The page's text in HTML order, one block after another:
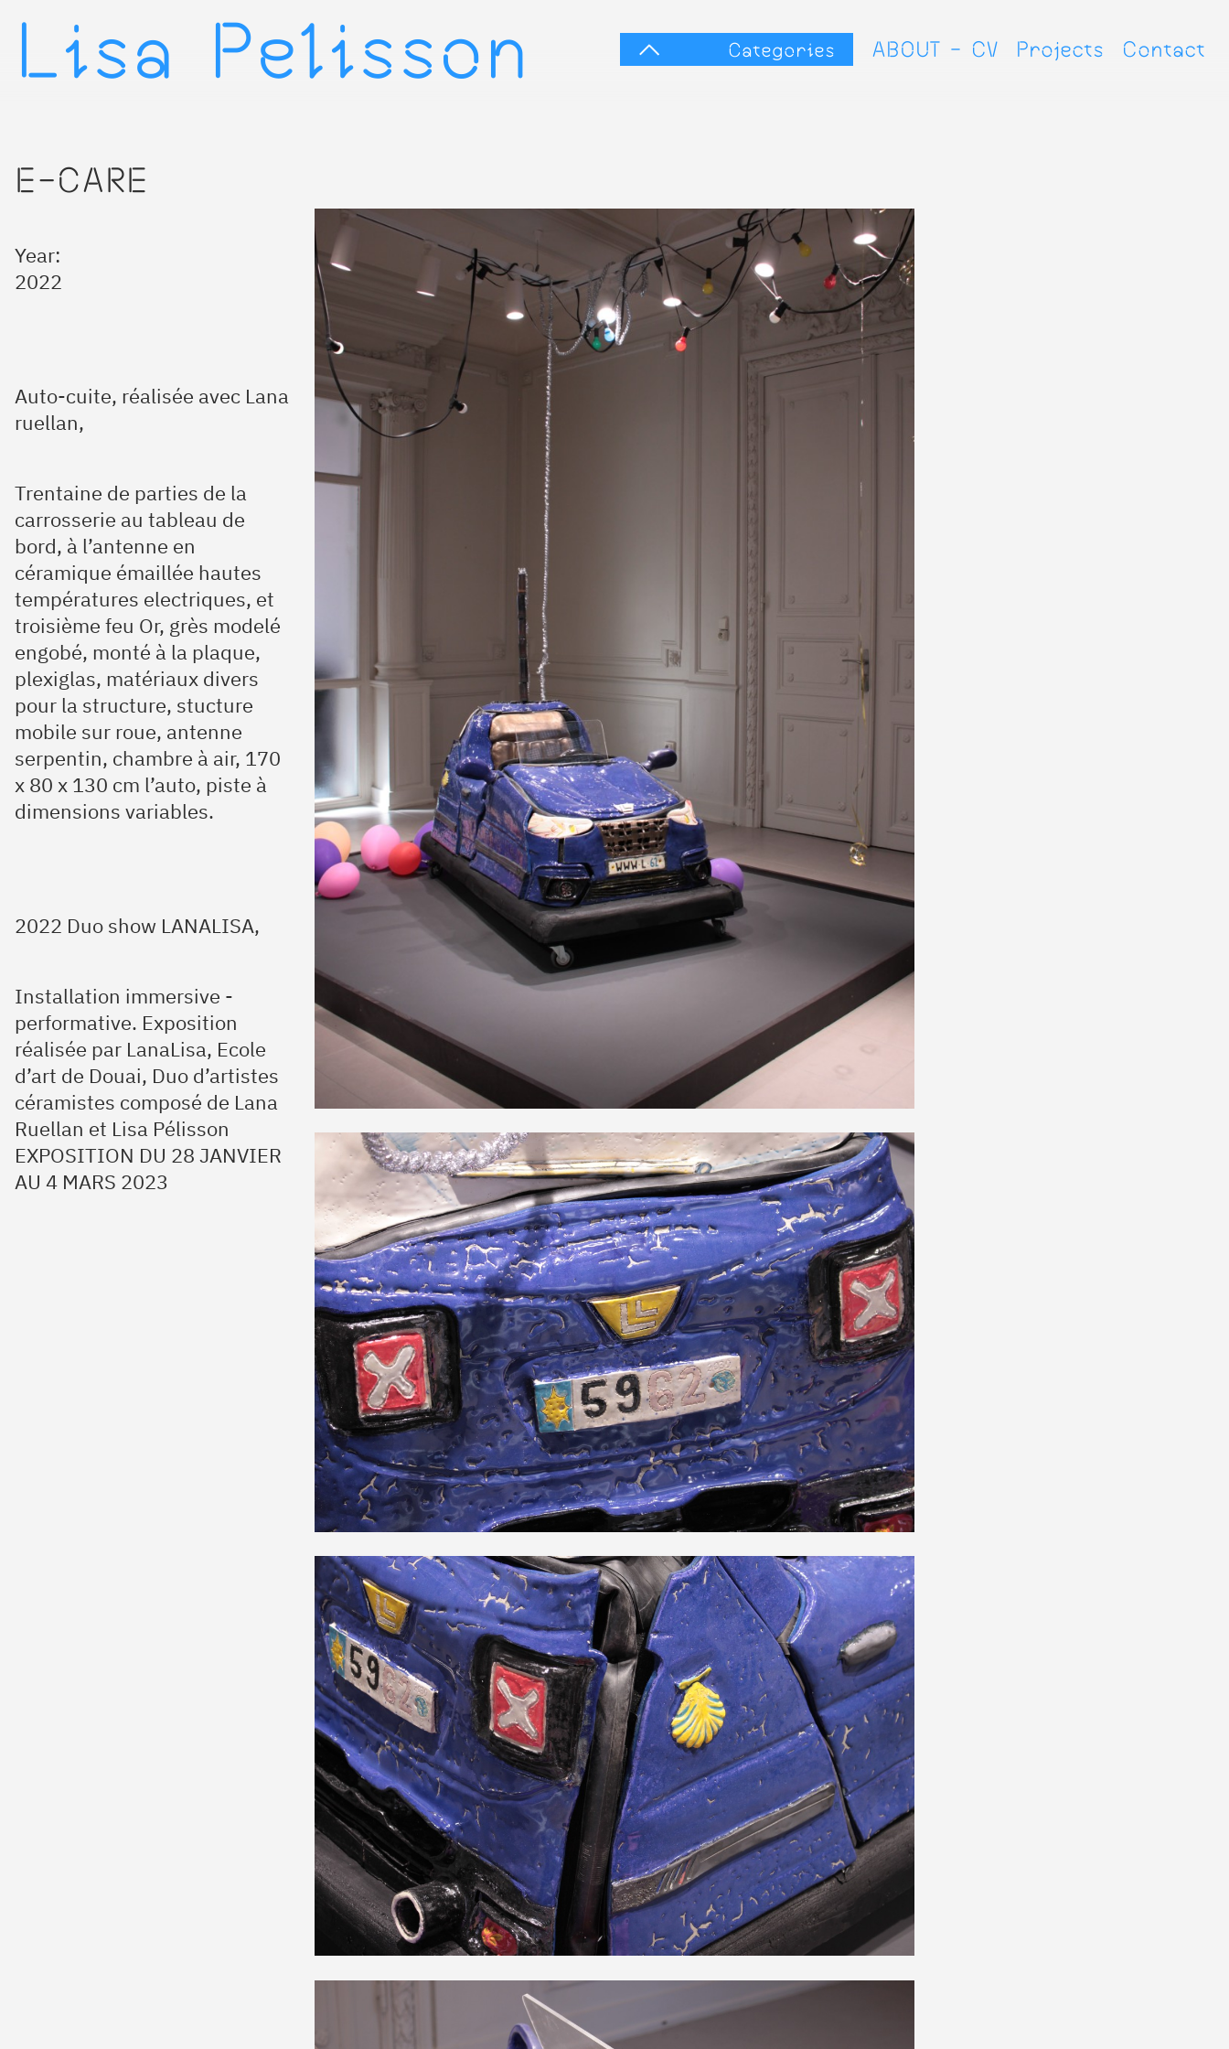
Lisa Pelisson Categories ABOUT - CV Projects Contact
▷
E-CARE
Year:
2022
Auto-cuite, réalisée avec Lana
ruellan,
Trentaine de parties de la
carrosserie au tableau de
bord, à l’antenne en
céramique émaillée hautes
températures electriques, et
troisième feu Or, grès modelé
engobé, monté à la plaque,
plexiglas, matériaux divers
pour la structure, stucture
mobile sur roue, antenne
serpentin, chambre à air, 170
x 80 x 130 cm l’auto, piste à
dimensions variables.
2022 Duo show LANALISA,
Installation immersive -
performative. Exposition
réalisée par LanaLisa, Ecole
d’art de Douai, Duo d’artistes
céramistes composé de Lana
Ruellan et Lisa Pélisson
EXPOSITION DU 28 JANVIER
AU 4 MARS 2023